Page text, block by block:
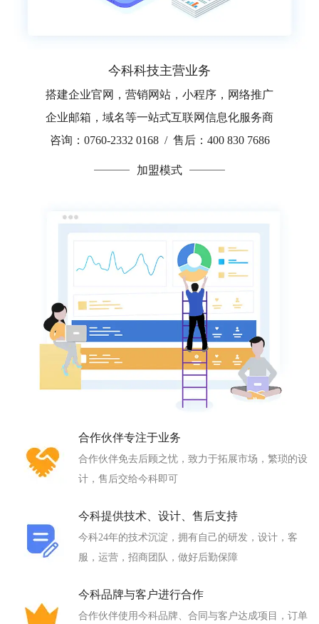
今科科技主营业务
搭建企业官网，营销网站，小程序，网络推广
企业邮箱，域名等一站式互联网信息化服务商
咨询：0760-2332 0168 / 售后：400 830 7686
加盟模式
合作伙伴专注于业务
合作伙伴免去后顾之忧，致力于拓展市场，繁琐的设
计，售后交给今科即可
今科提供技术、设计、售后支持
今科24年的技术沉淀，拥有自己的研发，设计，客
服，运营，招商团队，做好后勤保障
今科品牌与客户进行合作
合作伙伴使用今科品牌、合同与客户达成项目，订单